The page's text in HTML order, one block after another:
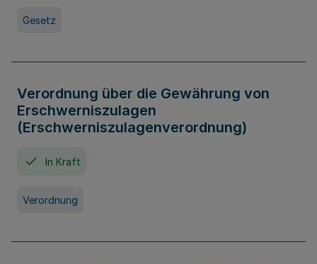
Gesetz
Verordnung über die Gewährung von
Erschwerniszulagen
(Erschwerniszulagenverordnung)
In Kraft
Verordnung